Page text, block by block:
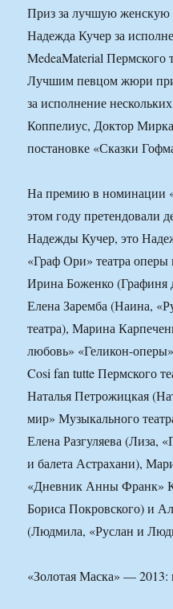
Приз за лучшую женскую
Надежда Кучер за
MedeaMaterial Пермского
Лучшим певцом жюри
за исполнение
Коппелиус, Доктор
постановке «Сказки
На премию в номинации
этом году претендовали
Надежды Кучер, это
«Граф Ори» театра оперы
Ирина Боженко (Графиня
Елена Заремба (Наина,
театра), Марина
любовь» «Геликон-
Cosi fan tutte Пермского
Наталья Петрожицкая
мир» Музыкального
Елена Разгуляева (Лиза,
и балета Астрахани),
«Дневник Анны Франк»
Бориса Покровского) и
(Людмила, «Руслан и
«Золотая Маска» — 2013: